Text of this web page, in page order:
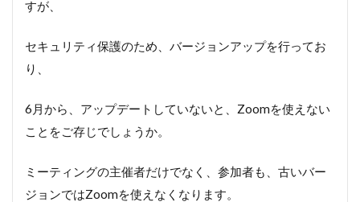
すが、
セキュリティ保護のため、バージョンアップを行ってお
り、
6月から、アップデートしていないと、Zoomを使えない
ことをご存じでしょうか。
ミーティングの主催者だけでなく、参加者も、古いバー
ジョンではZoomを使えなくなります。